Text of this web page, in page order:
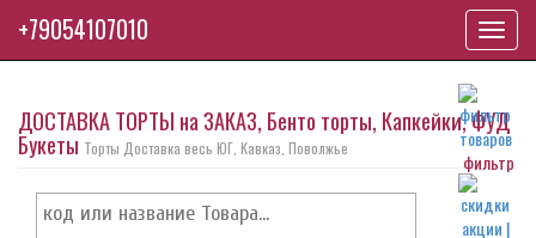
фильтр
ДОСТАВКА ТОРТЫ на ЗАКАЗ, Бенто торты, Капкейки, ФУД
Букеты Торты Доставка весь ЮГ, Кавказ, Поволжье
+79054107010